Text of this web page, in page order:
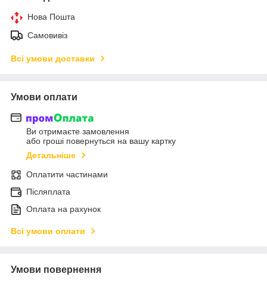
Нова Пошта
Самовивіз
Всі умови доставки
Умови оплати
Ви отримаєте замовлення
або гроші повернуться на вашу картку
Детальніше
Оплатити частинами
Післяплата
Оплата на рахунок
Всі умови оплати
Умови повернення